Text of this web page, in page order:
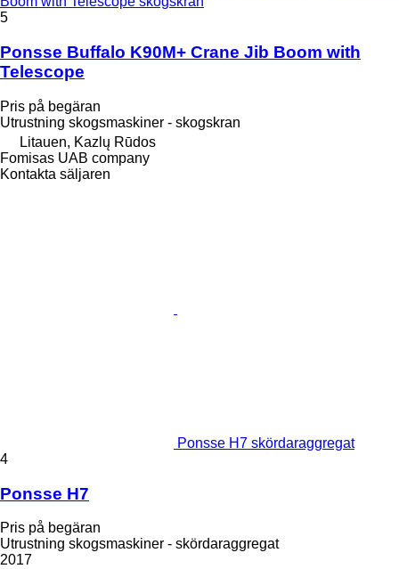
5
Ponsse Buffalo K90M+ Crane Jib Boom with
Telescope
Pris på begäran
Utrustning skogsmaskiner - skogskran
Litauen, Kazlų Rūdos
Fomisas UAB company
Kontakta säljaren
Ponsse H7 skördaraggregat
4
Ponsse H7
Pris på begäran
Utrustning skogsmaskiner - skördaraggregat
2017